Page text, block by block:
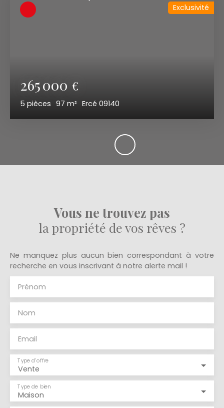
265 000 €
5 pièces 97 m² Ercé 09140
Exclusivité
Vous ne trouvez pas
la propriété de vos rêves ?
Ne manquez plus aucun bien correspondant à votre
recherche en vous inscrivant à notre alerte mail !
Prénom
Nom
Email
Vente
Type d'offre
Maison
Type de bien